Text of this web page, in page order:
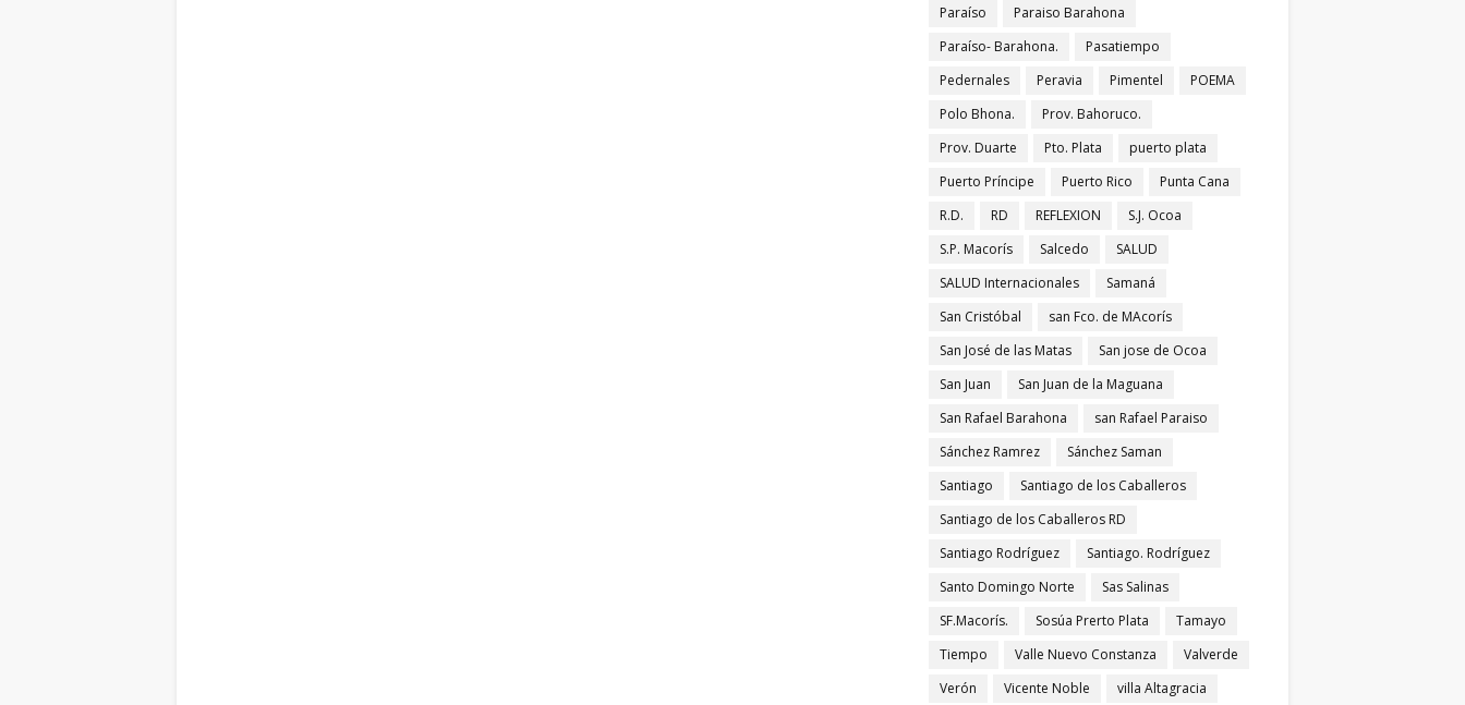
Paraíso
Paraiso Barahona
Paraíso- Barahona.
Pasatiempo
Pedernales
Peravia Pimentel
POEMA
Polo Bhona.
Prov. Bahoruco.
Prov. Duarte
Pto. Plata
puerto plata
Puerto Príncipe
Puerto Rico
Punta Cana
R.D.
RD REFLEXION
S.J. Ocoa
S.P. Macorís
Salcedo
SALUD
SALUD Internacionales
Samaná
San Cristóbal
san Fco. de MAcorís
San José de las Matas
San jose de Ocoa
San Juan
San Juan de la Maguana
San Rafael Barahona
san Rafael Paraiso
Sánchez Ramrez
Sánchez Saman
Santiago
Santiago de los Caballeros
Santiago de los Caballeros RD
Santiago Rodríguez
Santiago. Rodríguez
Santo Domingo Norte
Sas Salinas
SF.Macorís.
Sosúa Prerto Plata
Tamayo
Tiempo
Valle Nuevo Constanza
Valverde
Verón
Vicente Noble villa Altagracia